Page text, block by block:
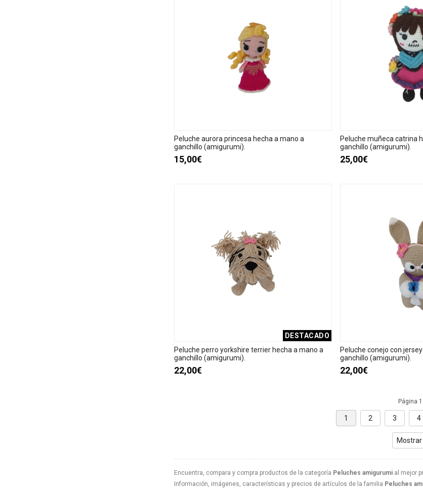
Encuentra, compara y compra productos de la categoría Peluches amigurumi al mejor
Información, imágenes, características y precios de artículos de la familia Peluches
Peluche aurora princesa hecha a mano a
ganchillo (amigurumi).
15,00€
Peluche muñeca catrina
ganchillo (amigurumi).
25,00€
DESTACADO
Peluche perro yorkshire terrier hecha a mano a
ganchillo (amigurumi).
22,00€
Peluche conejo con
ganchillo (amigurumi).
22,00€
Página
1 2 3 4